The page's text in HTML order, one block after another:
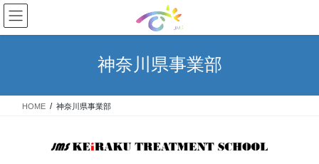
コ
ン
テ
ス
ナ
ビ
ゲ
ン
神奈川県事業部
HOME 神奈川県事業部